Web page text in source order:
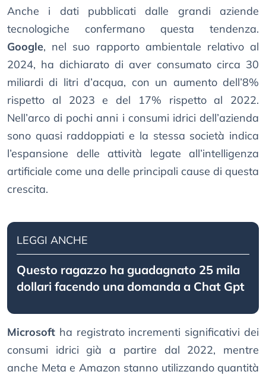
Anche i dati pubblicati dalle grandi aziende
tecnologiche confermano questa tendenza.
Google, nel suo rapporto ambientale relativo al
2024, ha dichiarato di aver consumato circa 30
miliardi di litri d’acqua, con un aumento dell’8%
rispetto al 2023 e del 17% rispetto al 2022.
Nell’arco di pochi anni i consumi idrici dell’azienda
sono quasi raddoppiati e la stessa società indica
l’espansione delle attività legate all’intelligenza
artificiale come una delle principali cause di questa
crescita.
LEGGI ANCHE
Questo ragazzo ha guadagnato 25 mila
dollari facendo una domanda a Chat Gpt
Microsoft ha registrato incrementi significativi dei
consumi idrici già a partire dal 2022, mentre
anche Meta e Amazon stanno utilizzando quantità